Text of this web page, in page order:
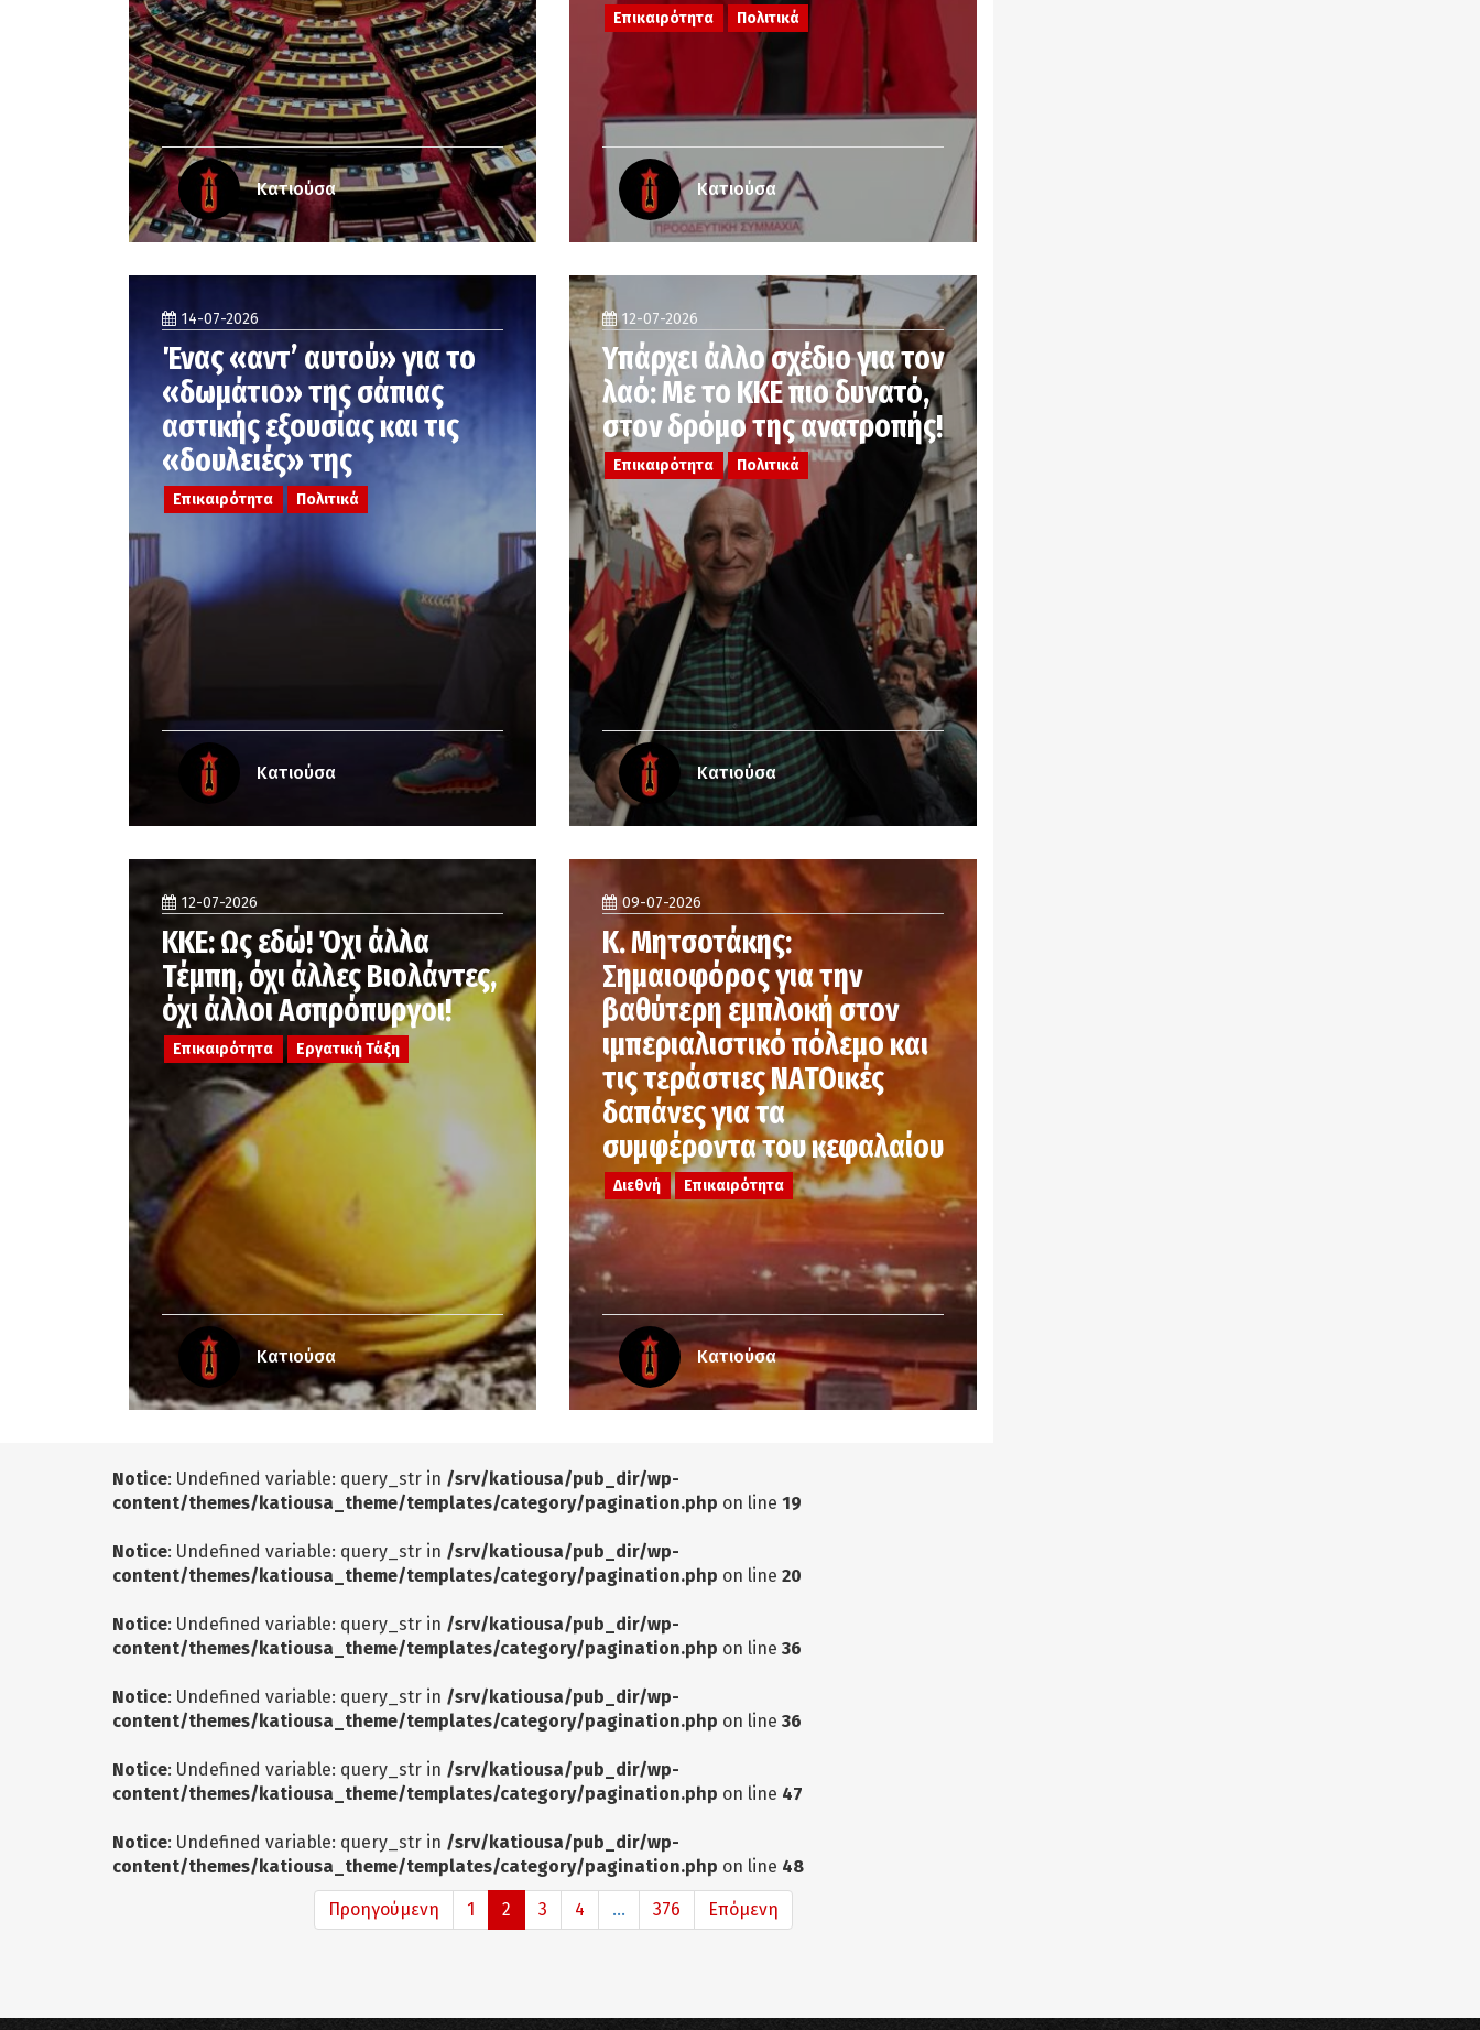
Κατιούσα
Επικαιρότητα Πολιτικά
Κατιούσα
14-07-2026
Ένας «αντ’ αυτού» για το
«δωμάτιο» της σάπιας
αστικής εξουσίας και τις
«δουλειές» της
Επικαιρότητα Πολιτικά
Κατιούσα
12-07-2026
Υπάρχει άλλο σχέδιο για τον
λαό: Με το ΚΚΕ πιο δυνατό,
στον δρόμο της ανατροπής!
Επικαιρότητα Πολιτικά
Κατιούσα
12-07-2026
ΚΚΕ: Ως εδώ! Όχι άλλα
Τέμπη, όχι άλλες Βιολάντες,
όχι άλλοι Ασπρόπυργοι!
Επικαιρότητα Εργατική Τάξη
Κατιούσα
09-07-2026
Κ. Μητσοτάκης:
Σημαιοφόρος για την
βαθύτερη εμπλοκή στον
ιμπεριαλιστικό πόλεμο και
τις τεράστιες ΝΑΤΟικές
δαπάνες για τα
συμφέροντα του κεφαλαίου
Διεθνή Επικαιρότητα
Κατιούσα
Notice: Undefined variable: query_str in /srv/katiousa/pub_dir/wp-
content/themes/katiousa_theme/templates/category/pagination.php on line 19
Notice: Undefined variable: query_str in /srv/katiousa/pub_dir/wp-
content/themes/katiousa_theme/templates/category/pagination.php on line 20
Notice: Undefined variable: query_str in /srv/katiousa/pub_dir/wp-
content/themes/katiousa_theme/templates/category/pagination.php on line 36
Notice: Undefined variable: query_str in /srv/katiousa/pub_dir/wp-
content/themes/katiousa_theme/templates/category/pagination.php on line 36
Notice: Undefined variable: query_str in /srv/katiousa/pub_dir/wp-
content/themes/katiousa_theme/templates/category/pagination.php on line 47
Notice: Undefined variable: query_str in /srv/katiousa/pub_dir/wp-
content/themes/katiousa_theme/templates/category/pagination.php on line 48
Προηγούμενη 1 2 3 4 ... 376 Επόμενη